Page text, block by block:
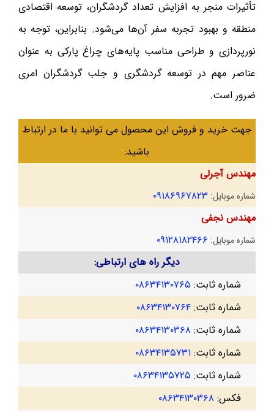
تأثیرات منجر به افزایش تعداد گردشگران، توسعه اقتصادی
منطقه و بهبود تجربه سفر آن‌ها می‌شود. بنابراین، توجه به
نورپردازی و طراحی مناسب پایه‌های چراغ پارکی به عنوان
عناصر مهم در توسعه گردشگری و جلب گردشگران امری
ضرور است.
جهت خرید و فروش این محصول می توانید با ما در ارتباط
باشید:
مهندس آجرلی
شماره موبایل: ۰۹۱۸۶۹۶۷۸۲۳
مهندس نجفی
شماره موبایل: ۰۹۱۲۸۱۸۲۴۶۶
دیگر راه های ارتباطی:
شماره ثابت: ۰۸۶۳۴۱۳۰۷۶۵
شماره ثابت: ۰۸۶۳۴۱۳۰۷۶۴
شماره ثابت: ۰۸۶۳۴۱۳۰۳۶۸
شماره ثابت: ۰۸۶۳۴۱۳۵۷۳۱
شماره ثابت: ۰۸۶۳۴۱۳۵۷۲۵
فکس: ۰۸۶۳۴۱۳۰۳۶۸